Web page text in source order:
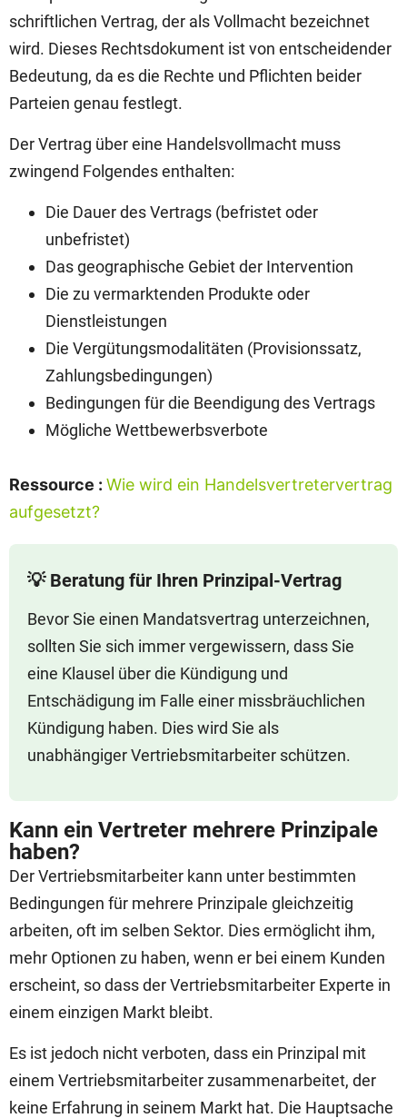
schriftlichen Vertrag, der als Vollmacht bezeichnet
wird. Dieses Rechtsdokument ist von entscheidender
Bedeutung, da es die Rechte und Pflichten beider
Parteien genau festlegt.
Der Vertrag über eine Handelsvollmacht muss
zwingend Folgendes enthalten:
Die Dauer des Vertrags (befristet oder
unbefristet)
Das geographische Gebiet der Intervention
Die zu vermarktenden Produkte oder
Dienstleistungen
Die Vergütungsmodalitäten (Provisionssatz,
Zahlungsbedingungen)
Bedingungen für die Beendigung des Vertrags
Mögliche Wettbewerbsverbote
Ressource : Wie wird ein Handelsvertretervertrag
aufgesetzt?
💡 Beratung für Ihren Prinzipal-Vertrag
Bevor Sie einen Mandatsvertrag unterzeichnen,
sollten Sie sich immer vergewissern, dass Sie
eine Klausel über die Kündigung und
Entschädigung im Falle einer missbräuchlichen
Kündigung haben. Dies wird Sie als
unabhängiger Vertriebsmitarbeiter schützen.
Kann ein Vertreter mehrere Prinzipale
haben?
Der Vertriebsmitarbeiter kann unter bestimmten
Bedingungen für mehrere Prinzipale gleichzeitig
arbeiten, oft im selben Sektor. Dies ermöglicht ihm,
mehr Optionen zu haben, wenn er bei einem Kunden
erscheint, so dass der Vertriebsmitarbeiter Experte in
einem einzigen Markt bleibt.
Es ist jedoch nicht verboten, dass ein Prinzipal mit
einem Vertriebsmitarbeiter zusammenarbeitet, der
keine Erfahrung in seinem Markt hat. Die Hauptsache